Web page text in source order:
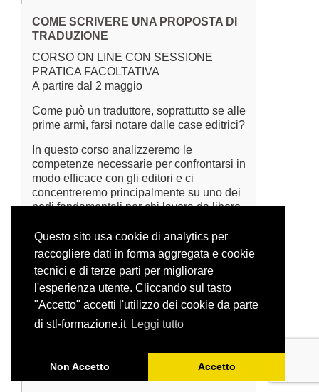
Questo sito usa cookie di analytics per
raccogliere dati in forma aggregata e cookie
tecnici e di terze parti per migliorare
l'esperienza utente. Cliccando sul tasto
"Accetto" accetti l'utilizzo dei cookie da parte
di stl-formazione.it Leggi tutto
Non Accetto Accetto
COME SCRIVERE UNA PROPOSTA DI
TRADUZIONE
CORSO ON LINE CON SESSIONE
PRATICA FACOLTATIVA
A partire dal 2 maggio
Come può un traduttore, soprattutto se alle
prime armi, farsi notare dalle case editrici?
In questo corso analizzeremo le
competenze necessarie per confrontarsi in
modo efficace con gli editori e ci
concentreremo principalmente su uno dei
nodi fondamentali per chi lavora da libero
Il corso include una sessione pratica e,
per chi vuole, una valutazione individuale
in un incontro one to one con il docente.